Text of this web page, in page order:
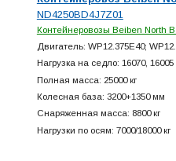
ND4250BD4J7Z01
Контейнеровозы Beiben North
Двигатель: WP12.375E40;
Нагрузка на седло: 16070, 16005
Полная масса: 25000 кг
Колесная база: 3200+1350 мм
Снаряженная масса: 8800 кг
Нагрузки по осям: 7000/18000 кг